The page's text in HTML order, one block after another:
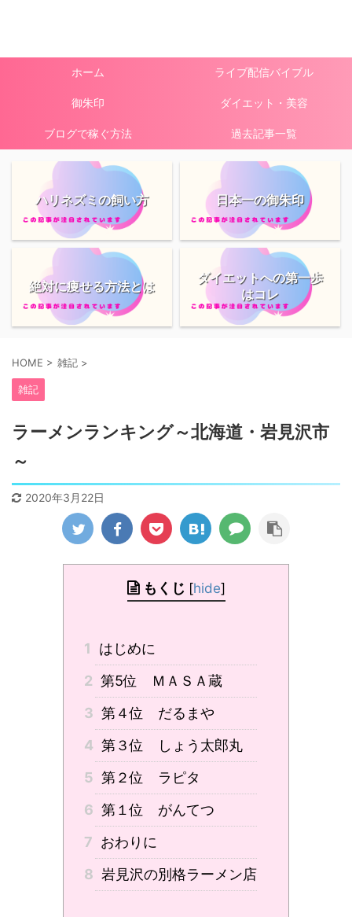
ホーム ライブ配信バイブル
御朱印 ダイエット・美容
ブログで稼ぐ方法 過去記事一覧
ハリネズミの飼い方 日本一の御朱印
絶対に痩せる方法とは
ダイエットへの第一歩
はコレ
HOME > 雑記 >
雑記
ラーメンランキング～北海道・岩見沢市
～
2020年3月22日
もくじ [hide]
1
はじめに
2 第5位 ＭＡＳＡ蔵
3 第４位 だるまや
4 第３位 しょう太郎丸
5 第２位 ラピタ
6 第１位 がんてつ
7 おわりに
8 岩見沢の別格ラーメン店